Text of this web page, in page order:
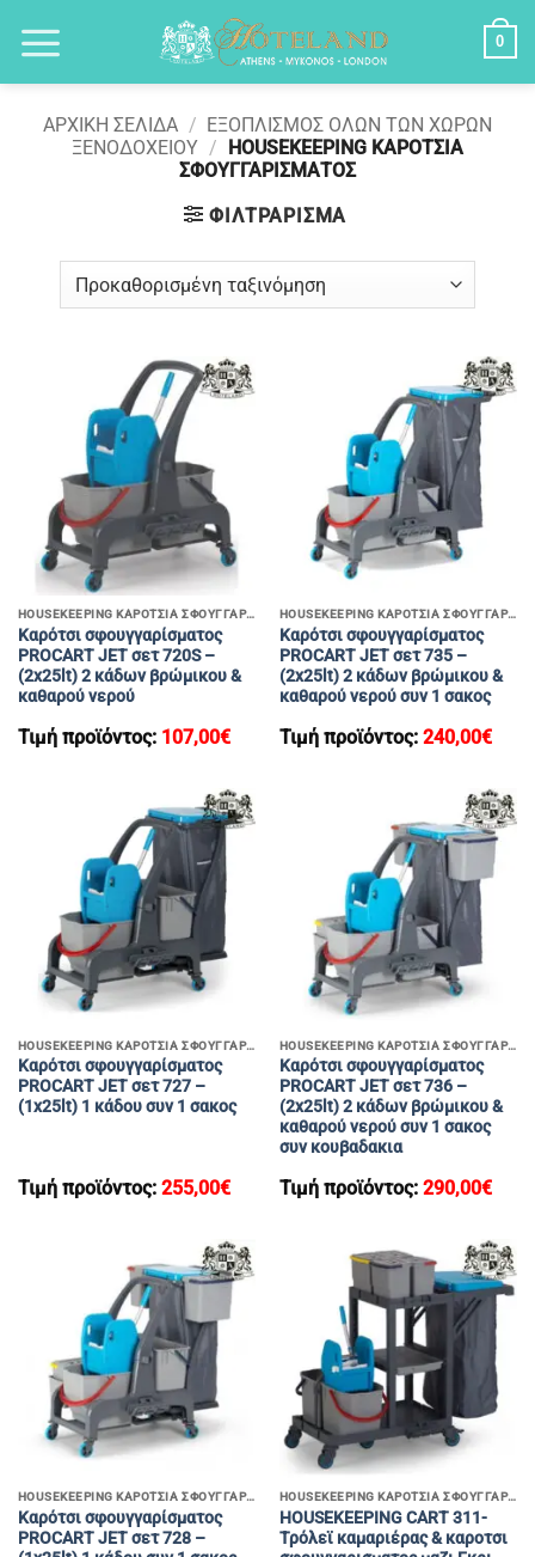
στο
0
ΑΡΧΙΚΉ ΣΕΛΊΔΑ / ΕΞΟΠΛΙΣΜΟΣ ΟΛΩΝ ΤΩΝ ΧΩΡΩΝ
ΞΕΝΟΔΟΧΕΙΟΥ / HOUSEKEEPING ΚΑΡΟΤΣΙΑ
ΣΦΟΥΓΓΑΡΙΣΜΑΤΟΣ
ΦΙΛΤΡΆΡΙΣΜΑ
HOUSEKEEPING ΚΑΡΟΤΣΙΑ ΣΦΟΥΓΓΑΡΙΣΜΑΤΟΣ
Καρότσι σφουγγαρίσματος
PROCART JET σετ 720S –
(2x25lt) 2 κάδων βρώμικου &
καθαρού νερού
Τιμή προϊόντος: 107,00€
HOUSEKEEPING ΚΑΡΟΤΣΙΑ ΣΦΟΥΓΓΑΡΙΣΜΑΤΟΣ
Καρότσι σφουγγαρίσματος
PROCART JET σετ 735 –
(2x25lt) 2 κάδων βρώμικου &
καθαρού νερού συν 1 σακος
Τιμή προϊόντος: 240,00€
HOUSEKEEPING ΚΑΡΟΤΣΙΑ ΣΦΟΥΓΓΑΡΙΣΜΑΤΟΣ
Καρότσι σφουγγαρίσματος
PROCART JET σετ 727 –
(1x25lt) 1 κάδου συν 1 σακος
Τιμή προϊόντος: 255,00€
HOUSEKEEPING ΚΑΡΟΤΣΙΑ ΣΦΟΥΓΓΑΡΙΣΜΑΤΟΣ
Καρότσι σφουγγαρίσματος
PROCART JET σετ 736 –
(2x25lt) 2 κάδων βρώμικου &
καθαρού νερού συν 1 σακος
συν κουβαδακια
Τιμή προϊόντος: 290,00€
HOUSEKEEPING ΚΑΡΟΤΣΙΑ ΣΦΟΥΓΓΑΡΙΣΜΑΤΟΣ
Καρότσι σφουγγαρίσματος
PROCART JET σετ 728 –
HOUSEKEEPING ΚΑΡΟΤΣΙΑ ΣΦΟΥΓΓΑΡΙΣΜΑΤΟΣ
HOUSEKEEPING CART 311-
Τρόλεϊ καμαριέρας & καροτσι